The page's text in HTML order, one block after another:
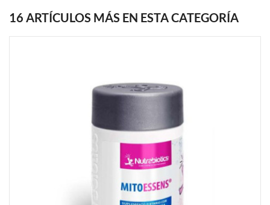
16 ARTÍCULOS MÁS EN ESTA CATEGORÍA